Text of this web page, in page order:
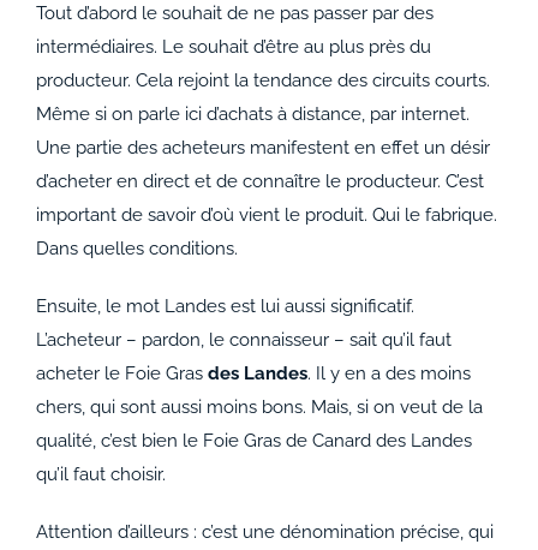
Tout d’abord le souhait de ne pas passer par des
intermédiaires. Le souhait d’être au plus près du
producteur. Cela rejoint la tendance des circuits courts.
Même si on parle ici d’achats à distance, par internet.
Une partie des acheteurs manifestent en effet un désir
d’acheter en direct et de connaître le producteur. C’est
important de savoir d’où vient le produit. Qui le fabrique.
Dans quelles conditions.
Ensuite, le mot Landes est lui aussi significatif.
L’acheteur – pardon, le connaisseur – sait qu’il faut
acheter le Foie Gras des Landes. Il y en a des moins
chers, qui sont aussi moins bons. Mais, si on veut de la
qualité, c’est bien le Foie Gras de Canard des Landes
qu’il faut choisir.
Attention d’ailleurs : c’est une dénomination précise, qui